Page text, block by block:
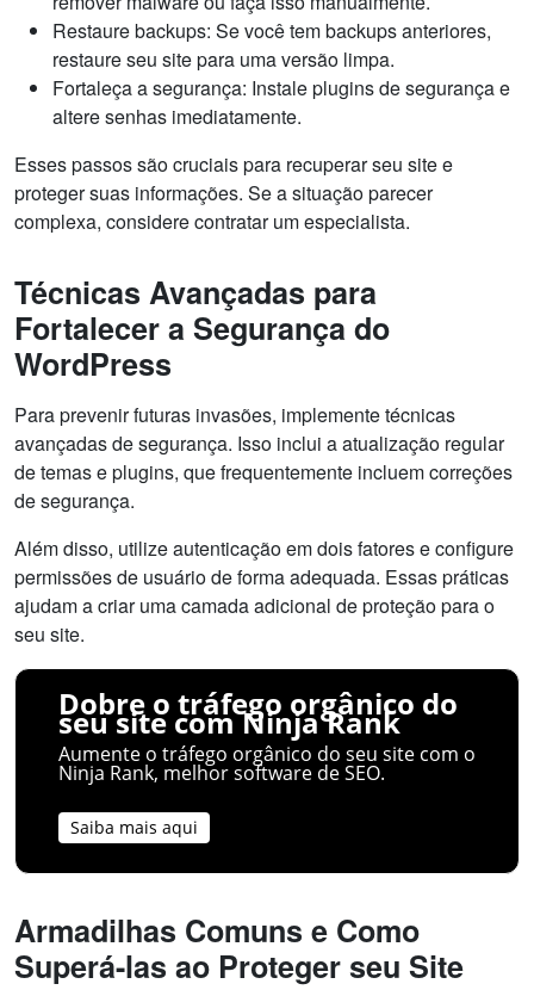
Restaure backups: Se você tem backups anteriores,
restaure seu site para uma versão limpa.
Fortaleça a segurança: Instale plugins de segurança e
altere senhas imediatamente.
Esses passos são cruciais para recuperar seu site e
proteger suas informações. Se a situação parecer
complexa, considere contratar um especialista.
Técnicas Avançadas para
Fortalecer a Segurança do
WordPress
Para prevenir futuras invasões, implemente técnicas
avançadas de segurança. Isso inclui a atualização regular
de temas e plugins, que frequentemente incluem correções
de segurança.
Além disso, utilize autenticação em dois fatores e configure
permissões de usuário de forma adequada. Essas práticas
ajudam a criar uma camada adicional de proteção para o
seu site.
Dobre o tráfego orgânico do
seu site com Ninja Rank
Aumente o tráfego orgânico do seu site com o
Ninja Rank, melhor software de SEO.
Saiba mais aqui
Armadilhas Comuns e Como
Superá-las ao Proteger seu Site